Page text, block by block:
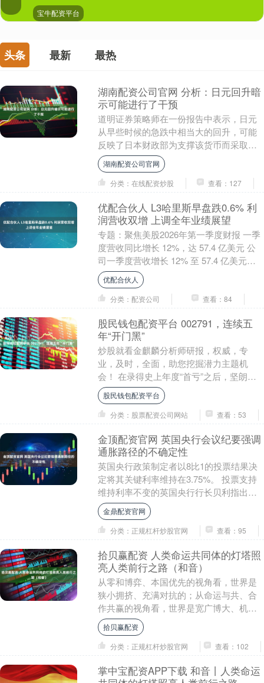
宝牛配资平台
头条 最新 最热
湖南配资公司官网 分析：日元回升暗
示可能进行了干预
道明证券策略师在一份报告中表示，日元
从早些时候的急跌中相当大的回升，可能
反映了日本财政部为支撑该货币而采取的
干预措施。 伦敦证券交易所集团的数据显
示，美元下跌超....
湖南配资公司官网
分类：在线配资炒股
查看：127
优配合伙人 L3哈里斯早盘跌0.6% 利
润营收双增 上调全年业绩展望
专题：聚焦美股2026年第一季度财报 一季
度营收同比增长 12%，达 57.4 亿美元 公
司一季度营收增长 12% 至 57.4 亿美元，
高于华尔街预期的 54....
优配合伙人
分类：配资公司
查看：84
股民钱包配资平台 002791，连续五
年“开门黑”
炒股就看金麒麟分析师研报，权威，专
业，及时，全面，助您挖掘潜力主题机
会！ 在录得史上年度“首亏”之后，坚朗五
金（002791）的业绩下滑势头依然不减。
4月29....
股民钱包配资平台
分类：股票配资公司网站
查看：53
金顶配资官网 英国央行会议纪要强调
通胀路径的不确定性
英国央行政策制定者以8比1的投票结果决
定将其关键利率维持在3.75%。 投票支持
维持利率不变的英国央行行长贝利指出，
能源价格冲击将引发在通胀走高和经济产
出疲软之....
金鼎配资官网
分类：正规杠杆炒股官网
查看：95
拾贝赢配资 人类命运共同体的灯塔照
亮人类前行之路（和音）
从零和博弈、本国优先的视角看，世界是
狭小拥挤、充满对抗的；从命运与共、合
作共赢的视角看，世界是宽广博大、机遇
无限的 2013年3月23日，习近平主席在莫
斯科国际....
拾贝赢配资
分类：正规杠杆炒股官网
查看：102
掌中宝配资APP下载 和音丨人类命运